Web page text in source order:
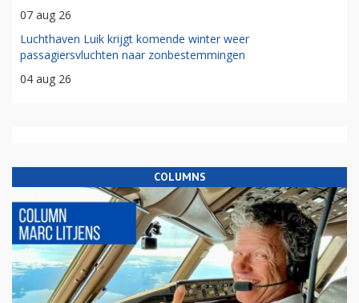
07 aug 26
Luchthaven Luik krijgt komende winter weer
passagiersvluchten naar zonbestemmingen
04 aug 26
COLUMNS